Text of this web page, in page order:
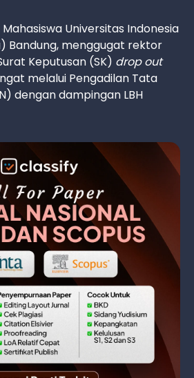
Universitas Indonesia
Bandung, menggugat rektor
Keputusan (SK) drop out
melalui Pengadilan Tata
dengan dampingan LBH